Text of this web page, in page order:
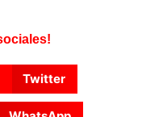
Twitter